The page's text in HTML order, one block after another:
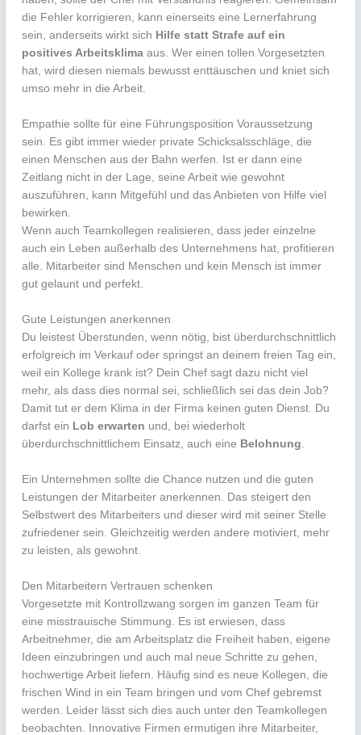
die Fehler korrigieren, kann einerseits eine Lernerfahrung
sein, anderseits wirkt sich Hilfe statt Strafe auf ein
positives Arbeitsklima aus. Wer einen tollen Vorgesetzten
hat, wird diesen niemals bewusst enttäuschen und kniet sich
umso mehr in die Arbeit.
Empathie sollte für eine Führungsposition Voraussetzung
sein. Es gibt immer wieder private Schicksalsschläge, die
einen Menschen aus der Bahn werfen. Ist er dann eine
Zeitlang nicht in der Lage, seine Arbeit wie gewohnt
auszuführen, kann Mitgefühl und das Anbieten von Hilfe viel
bewirken.
Wenn auch Teamkollegen realisieren, dass jeder einzelne
auch ein Leben außerhalb des Unternehmens hat, profitieren
alle. Mitarbeiter sind Menschen und kein Mensch ist immer
gut gelaunt und perfekt.
Gute Leistungen anerkennen
Du leistest Überstunden, wenn nötig, bist überdurchschnittlich
erfolgreich im Verkauf oder springst an deinem freien Tag ein,
weil ein Kollege krank ist? Dein Chef sagt dazu nicht viel
mehr, als dass dies normal sei, schließlich sei das dein Job?
Damit tut er dem Klima in der Firma keinen guten Dienst. Du
darfst ein Lob erwarten und, bei wiederholt
überdurchschnittlichem Einsatz, auch eine Belohnung
Ein Unternehmen sollte die Chance nutzen und die guten
Leistungen der Mitarbeiter anerkennen. Das steigert den
Selbstwert des Mitarbeiters und dieser wird mit seiner Stelle
zufriedener sein. Gleichzeitig werden andere motiviert, mehr
zu leisten, als gewohnt.
Den Mitarbeitern Vertrauen schenken
Vorgesetzte mit Kontrollzwang sorgen im ganzen Team für
eine misstrauische Stimmung. Es ist erwiesen, dass
Arbeitnehmer, die am Arbeitsplatz die Freiheit haben, eigene
Ideen einzubringen und auch mal neue Schritte zu gehen,
hochwertige Arbeit liefern. Häufig sind es neue Kollegen, die
frischen Wind in ein Team bringen und vom Chef gebremst
werden. Leider lässt sich dies auch unter den Teamkollegen
beobachten. Innovative Firmen ermutigen ihre Mitarbeiter,